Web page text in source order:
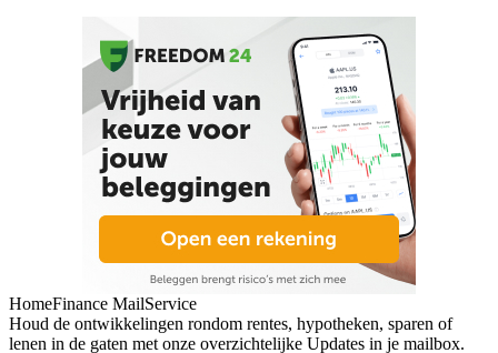
HomeFinance MailService
Houd de ontwikkelingen rondom rentes, hypotheken, sparen of
lenen in de gaten met onze overzichtelijke Updates in je mailbox.